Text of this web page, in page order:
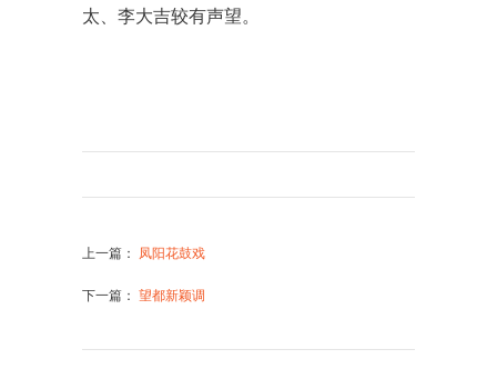
太、李大吉较有声望。
上一篇 ： 凤阳花鼓戏
下一篇 ： 望都新颖调